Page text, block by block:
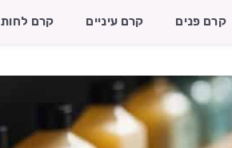
קרם פנים קרם עיניים קרם לחות